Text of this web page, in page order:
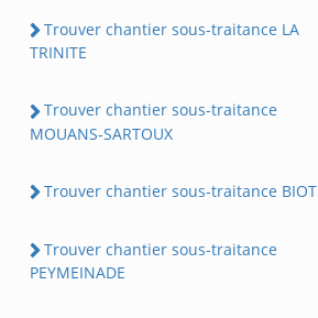
Trouver chantier sous-traitance LA
TRINITE
Trouver chantier sous-traitance
MOUANS-SARTOUX
Trouver chantier sous-traitance BIOT
Trouver chantier sous-traitance
PEYMEINADE